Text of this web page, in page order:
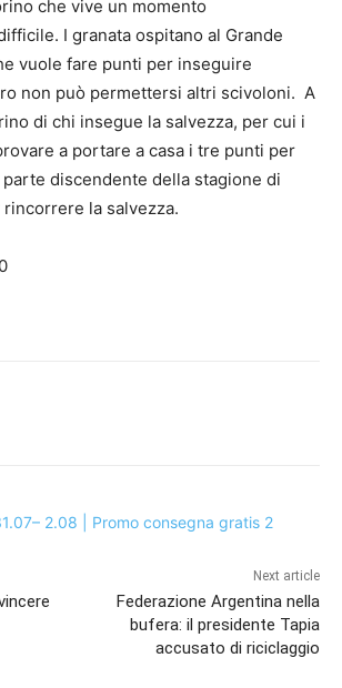
che vive un momento
I granata ospitano al Grande
vuole fare punti per inseguire
non può permettersi altri scivoloni. A
di chi insegue la salvezza, per cui i
a portare a casa i tre punti per
discendente della stagione di
la salvezza.
Next article
Federazione Argentina nella
bufera: il presidente Tapia
accusato di riciclaggio